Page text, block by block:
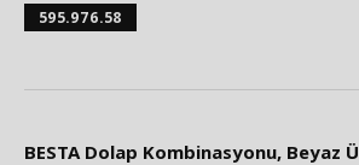
595.976.58
BESTA Dolap Kombinasyonu, Beyaz